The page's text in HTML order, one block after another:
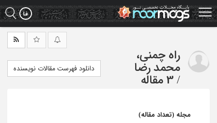
Skip
to
main
راه چمنی،
محمد رضا
/ 3 مقاله
دانلود فهرست مقالات نویسنده
مجله (تعداد مقاله)